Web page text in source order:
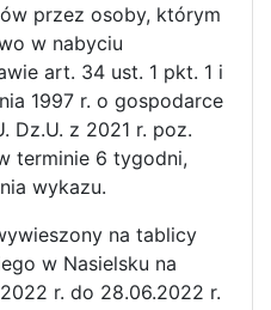
przez osoby, którym
w nabyciu
art. 34 ust. 1 pkt. 1 i
1997 r. o gospodarce
Dz.U. z 2021 r. poz.
terminie 6 tygodni,
wykazu.
na tablicy
w Nasielsku na
r. do 28.06.2022 r.